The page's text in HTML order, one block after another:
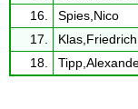
16.
Spies,Nico
17.
18.